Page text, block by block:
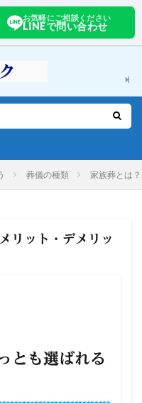
お気軽にご相談ください
LINEで問い合わせ
葬儀の種類 家族葬とは
リット・デメリッ
とも選ばれる